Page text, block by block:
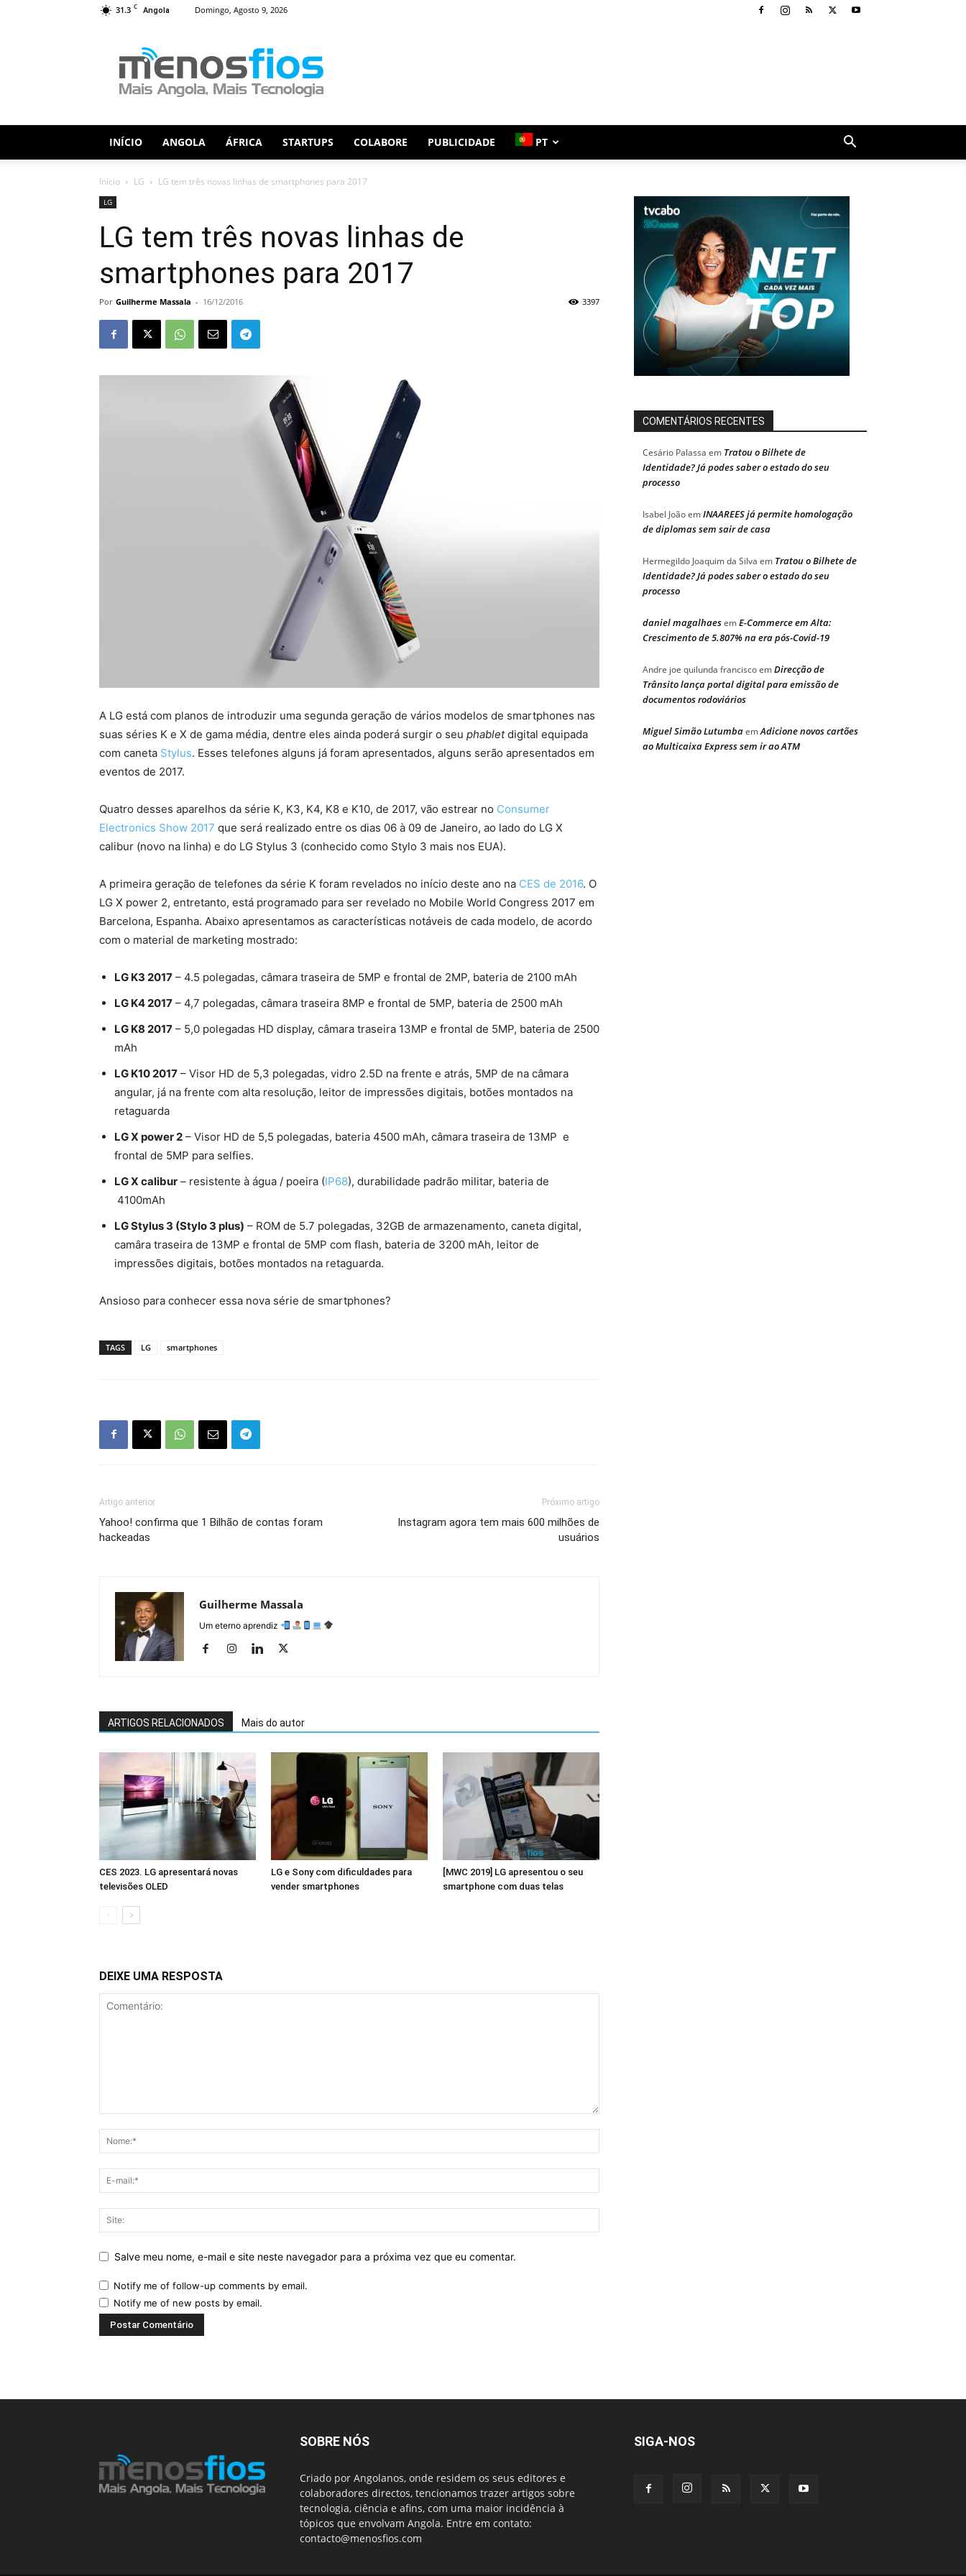
31.3 C Angola Domingo, Agosto 9, 2026
Fios
INÍCIO ANGOLA ÁFRICA STARTUPS COLABORE PUBLICIDADE PT
Início LG LG tem três novas linhas de smartphones para 2017
LG
LG tem três novas linhas de
smartphones para 2017
Por Guilherme Massala - 16/12/2016 3397
A LG está com planos de introduzir uma segunda geração de vários modelos de smartphones nas
suas séries K e X de gama média, dentre eles ainda poderá surgir o seu phabletdigital equipada
com caneta Stylus. Esses telefones alguns já foram apresentados, alguns serão apresentados em
eventos de 2017.
Quatro desses aparelhos da série K, K3, K4, K8 e K10, de 2017, vão estrear no Consumer
Electronics Show 2017 que será realizado entre os dias 06 à 09 de Janeiro, ao lado do LG X
calibur (novo na linha) e do LG Stylus 3 (conhecido como Stylo 3 mais nos EUA).
A primeira geração de telefones da série K foram revelados no início deste ano na CES de 2016. O
LG X power 2, entretanto, está programado para ser revelado no Mobile World Congress 2017 em
Barcelona, ​​Espanha. Abaixo apresentamos as características notáveis ​​de cada modelo, de acordo
com o material de marketing mostrado:
LG K3 2017 – 4.5 polegadas, câmara traseira de 5MP e frontal de 2MP, bateria de 2100 mAh
LG K4 2017 – 4,7 polegadas, câmara traseira 8MP e frontal de 5MP, bateria de 2500 mAh
LG K8 2017 – 5,0 polegadas HD display, câmara traseira 13MP e frontal de 5MP, bateria de 2500
mAh
LG K10 2017 – Visor HD de 5,3 polegadas, vidro 2.5D na frente e atrás, 5MP de na câmara
angular, já na frente com alta resolução, leitor de impressões digitais, botões montados na
retaguarda
LG X power 2 – Visor HD de 5,5 polegadas, bateria 4500 mAh, câmara traseira de 13MP e
frontal de 5MP para selfies.
LG X calibur – resistente à água / poeira (IP68), durabilidade padrão militar, bateria de
4100mAh
LG Stylus 3 (Stylo 3 plus) – ROM de 5.7 polegadas, 32GB de armazenamento, caneta digital,
camâra traseira de 13MP e frontal de 5MP com flash, bateria de 3200 mAh, leitor de
impressões digitais, botões montados na retaguarda.
Ansioso para conhecer essa nova série de smartphones?
TAGS LG smartphones
Artigo anterior
Yahoo! confirma que 1 Bilhão de contas foram
hackeadas
Próximo artigo
Instagram agora tem mais 600 milhões de
usuários
Guilherme Massala
Um eterno aprendiz
ARTIGOS RELACIONADOS Mais do autor
CES 2023. LG apresentará novas
televisões OLED
LG e Sony com dificuldades para
vender smartphones
[MWC 2019] LG apresentou o seu
smartphone com duas telas
DEIXE UMA RESPOSTA
Salve meu nome, e-mail e site neste navegador para a próxima vez que eu comentar.
Notify me of follow-up comments by email.
Notify me of new posts by email.
COMENTÁRIOS RECENTES
Cesário Palassa em Tratou o Bilhete de
Identidade? Já podes saber o estado do seu
processo
Isabel JoãoemINAAREES já permite homologação
de diplomas sem sair de casa
Hermegildo Joaquim da Silva em Tratou o Bilhete de
Identidade? Já podes saber o estado do seu
processo
daniel magalhaesemE-Commerce em Alta:
Crescimento de 5.807% na era pós-Covid-19
Andre joe quilunda franciscoemDirecção de
Trânsito lança portal digital para emissão de
documentos rodoviários
Miguel Simão LutumbaemAdicione novos cartões
ao Multicaixa Express sem ir ao ATM
SOBRE NÓS
Criado por Angolanos, onde residem os seus editores e
colaboradores directos, tencionamos trazer artigos sobre
tecnologia, ciência e afins, com uma maior incidência à
tópicos que envolvam Angola. Entre em contato:
contacto@menosfios.com
SIGA-NOS